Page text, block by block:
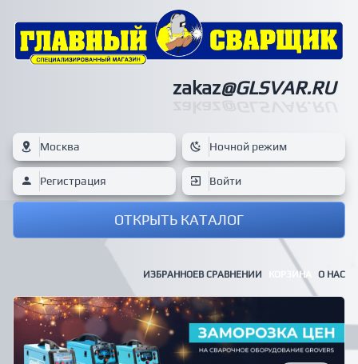
zakaz@GLSVAR.RU
Москва Ночной режим
Регистрация Войти
ОТКРЫТЬ КАТАЛОГ
ИЗБРАННОЕВ СРАВНЕНИИ КОРЗИНА О НАС